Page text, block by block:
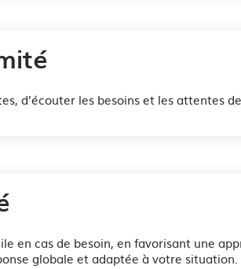
d’écouter les besoins et les
en cas de besoin, en favorisant une
globale et adaptée à votre situation.